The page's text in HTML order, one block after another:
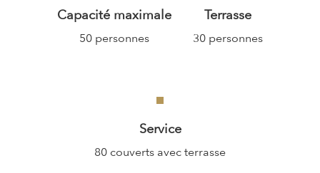
Capacité maximale
50 personnes
Terrasse
30 personnes
Service
80 couverts avec terrasse